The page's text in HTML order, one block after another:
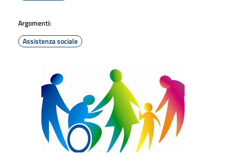
Argomenti:
Assistenza sociale